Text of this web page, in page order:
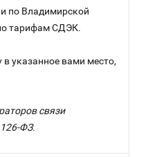
по Владимирской
тарифам СДЭК.
указанное вами место,
связи
ФЗ.